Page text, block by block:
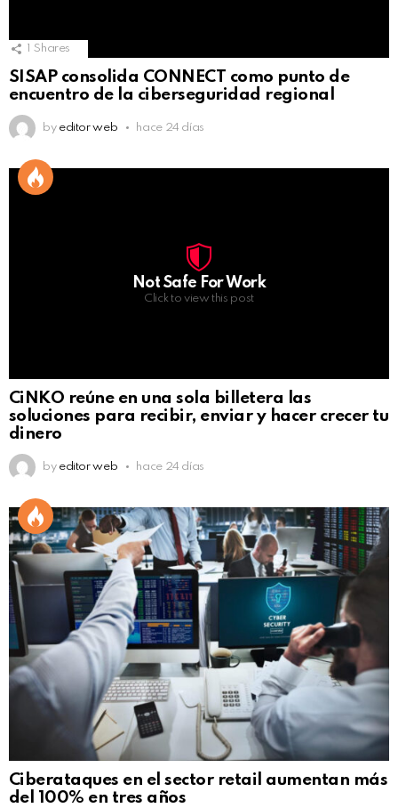
Shares
SISAP consolida CONNECT como punto de
encuentro de la ciberseguridad regional
by editor web hace 24 días
Not Safe For Work
Click to view this post
CiNKO reúne en una sola billetera las
soluciones para recibir, enviar y hacer crecer tu
dinero
by editor web hace 24 días
Ciberataques en el sector retail aumentan más
del 100% en tres años